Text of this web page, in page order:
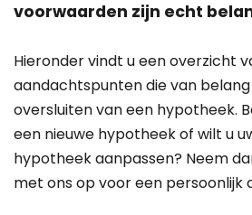
voorwaarden zijn echt
Hieronder vindt u een overzicht
aandachtspunten die van belang
oversluiten van een hypotheek.
een nieuwe hypotheek of wilt u
hypotheek aanpassen? Neem
met ons op voor een persoonlijk